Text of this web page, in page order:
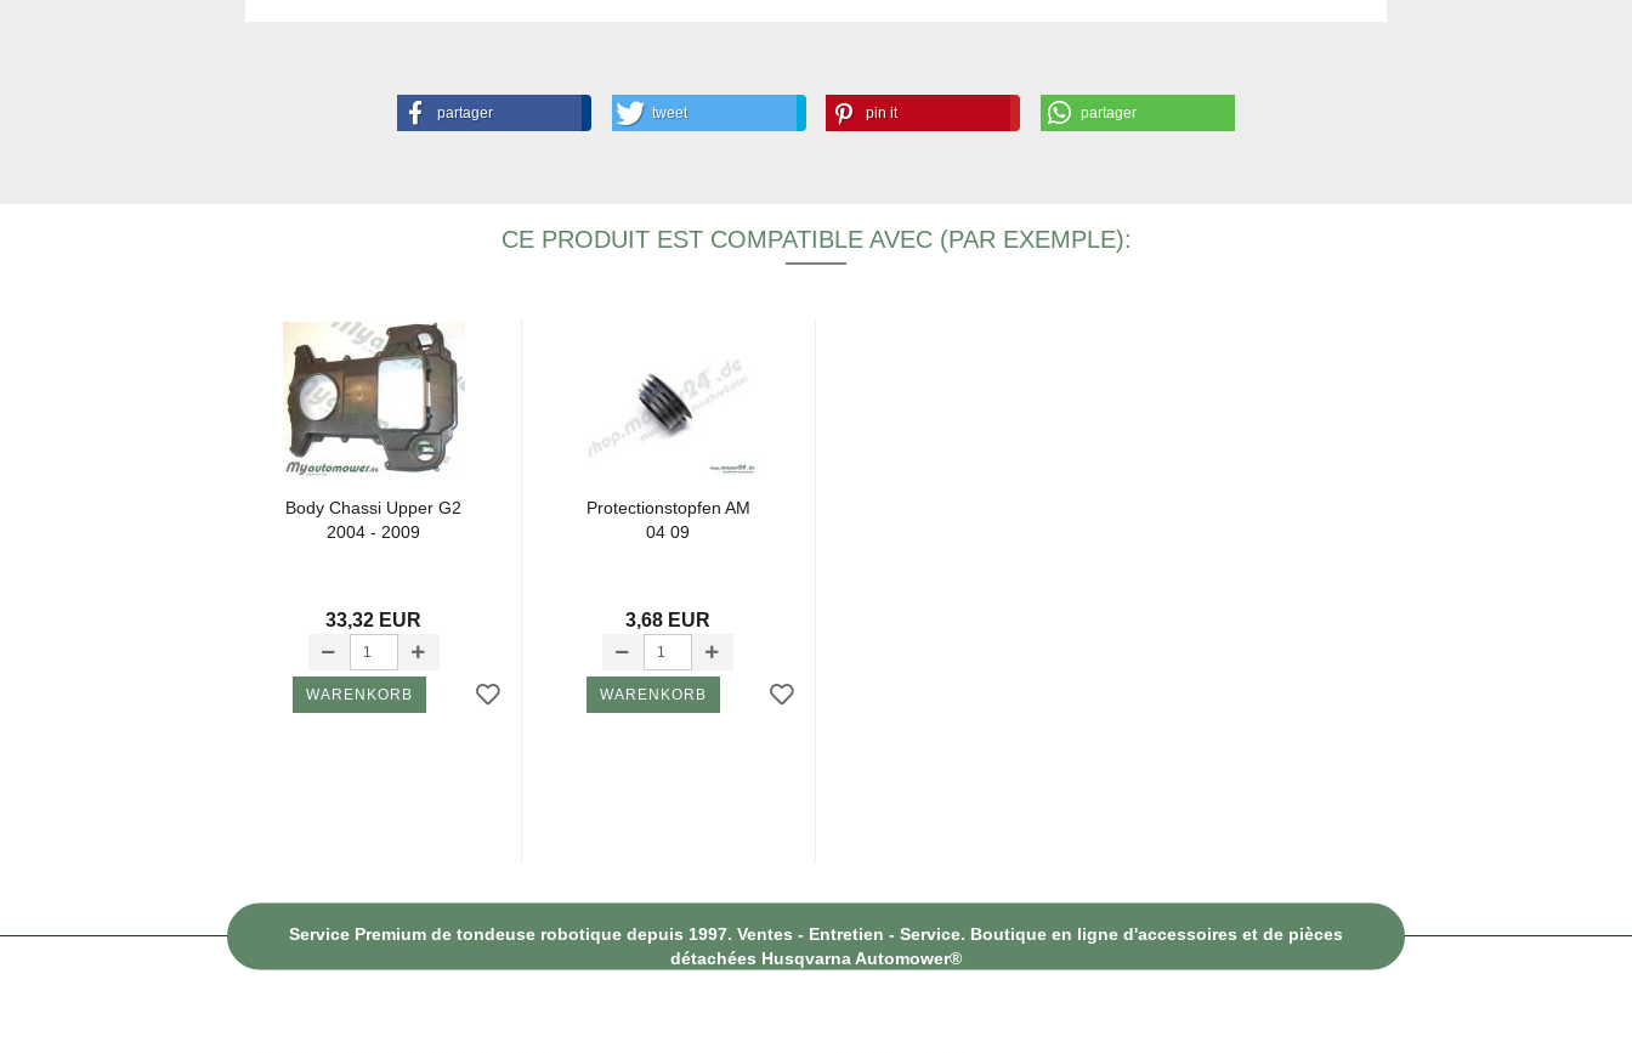
partager tweet pin it partager
CE PRODUIT EST COMPATIBLE AVEC (PAR EXEMPLE):
Body Chas­si Upper G2
2004 - 2009
33,32 EUR
WARENKORB
Pro­tec­tions­top­fen AM
04 09
3,68 EUR
WARENKORB
Service Premium de tondeuse robotique depuis 1997. Ventes - Entretien - Service. Boutique en ligne d'accessoires et de pièces
détachées Husqvarna Automower®